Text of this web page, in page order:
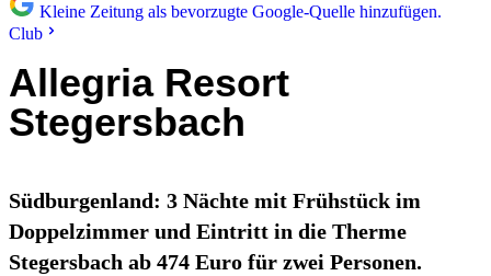
Kleine Zeitung als bevorzugte Google-Quelle hinzufügen.
Club
Allegria Resort
Stegersbach
Südburgenland: 3 Nächte mit Frühstück im
Doppelzimmer und Eintritt in die Therme
Stegersbach ab 474 Euro für zwei Personen.